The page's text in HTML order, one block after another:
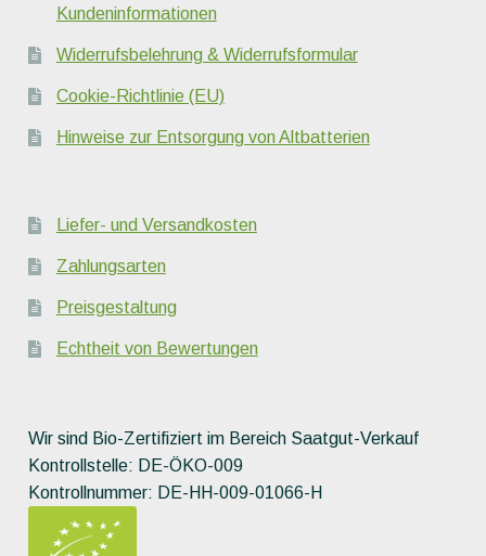
Kundeninformationen
Widerrufsbelehrung & Widerrufsformular
Cookie-Richtlinie (EU)
Hinweise zur Entsorgung von Altbatterien
Liefer- und Versandkosten
Zahlungsarten
Preisgestaltung
Echtheit von Bewertungen
Wir sind Bio-Zertifiziert im Bereich Saatgut-Verkauf
Kontrollstelle: DE-ÖKO-009
Kontrollnummer: DE-HH-009-01066-H